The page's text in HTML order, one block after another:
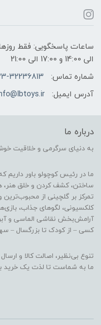
الی 14:00 و 17:00 الی 21:00
شماره تماس:
023-32236813 و
آدرس ایمیل:
درباره ما
به دنیای سرگرمی و خلاقیت
ما در رئیس کوچولو باور
ساختن، کشف کردن و خلق هنر،
تمرکز بر گلچینی از
کلکسیونی، لگوهای جذاب،
آرامش‌بخش نقاشی الماسی و
کسی – از کودک تا بزرگسال –
تنوع بی‌نظیر، اصالت کالا و
ما به شماست تا لذت یک خرید